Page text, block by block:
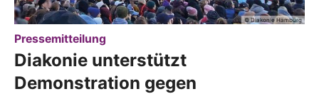
© Diakonie Hamburg
Pressemitteilung
Diakonie unterstützt
Demonstration gegen